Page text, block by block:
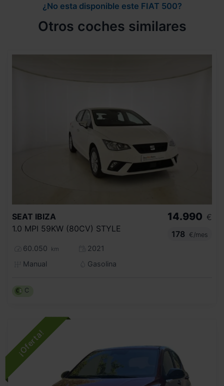
¿No esta disponible este FIAT 500?
Otros coches similares
SEAT IBIZA
1.0 MPI 59KW (80CV) STYLE
60.050 km
2021
Manual
Gasolina
14.990 €
178
€/mes
C